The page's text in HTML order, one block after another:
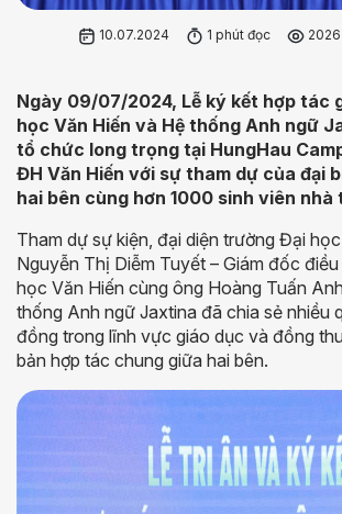
10.07.2024 1 phút đọc 2026
Ngày 09/07/2024, Lễ ký kết hợp tác
học Văn Hiến và Hệ thống Anh ngữ
tổ chức long trọng tại HungHau
ĐH Văn Hiến với sự tham dự của đại
hai bên cùng hơn 1000 sinh viên nhà
Tham dự sự kiện, đại diện trường Đại
Nguyễn Thị Diễm Tuyết – Giám đốc
học Văn Hiến cùng ông Hoàng Tuấn
thống Anh ngữ Jaxtina đã chia sẻ nhiều
đồng trong lĩnh vực giáo dục và đồng
bản hợp tác chung giữa hai bên.